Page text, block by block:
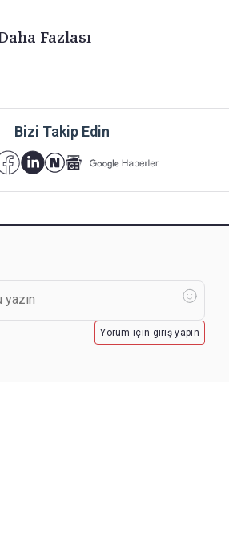
Fazlası
Bizi Takip Edin
Yorum için giriş yapın